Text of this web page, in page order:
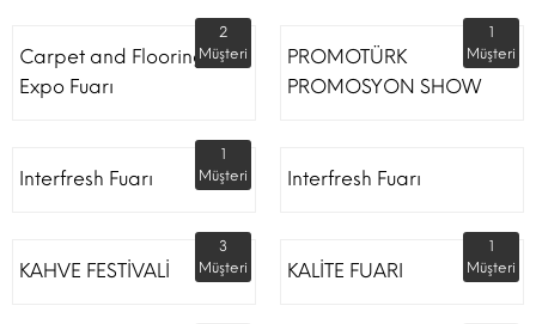
Carpet and Flooring
Expo Fuarı
2
Müşteri
PROMOTÜRK
PROMOSYON SHOW
1
Müşteri
Interfresh Fuarı
1
Müşteri
Interfresh Fuarı
KAHVE FESTİVALİ
3
Müşteri
KALİTE FUARI
1
Müşteri